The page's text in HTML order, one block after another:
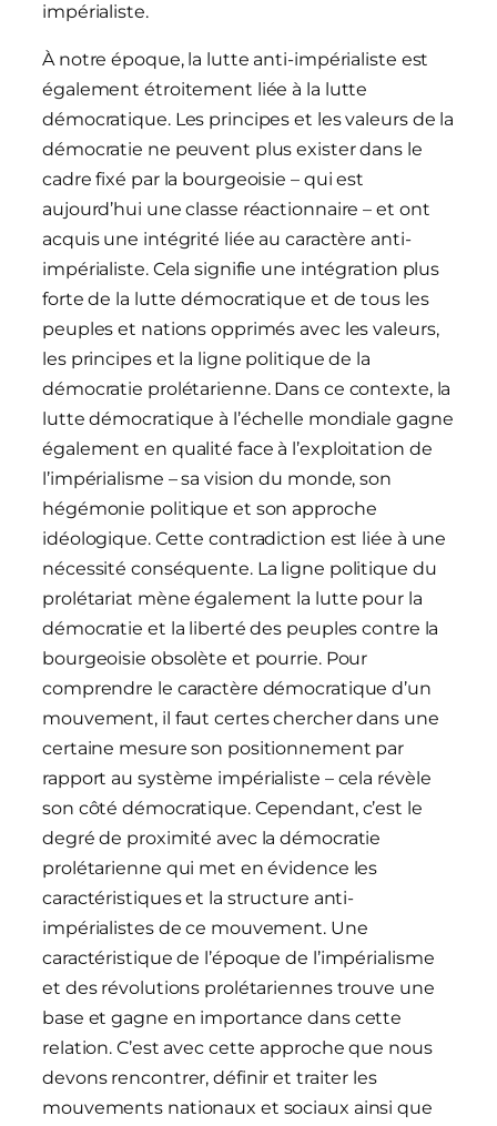
impérialiste.
À notre époque, la lutte anti-impérialiste est
également étroitement liée à la lutte
démocratique. Les principes et les valeurs de la
démocratie ne peuvent plus exister dans le
cadre fixé par la bourgeoisie – qui est
aujourd’hui une classe réactionnaire – et ont
acquis une intégrité liée au caractère anti-
impérialiste. Cela signifie une intégration plus
forte de la lutte démocratique et de tous les
peuples et nations opprimés avec les valeurs,
les principes et la ligne politique de la
démocratie prolétarienne. Dans ce contexte, la
lutte démocratique à l’échelle mondiale gagne
également en qualité face à l’exploitation de
l’impérialisme – sa vision du monde, son
hégémonie politique et son approche
idéologique. Cette contradiction est liée à une
nécessité conséquente. La ligne politique du
prolétariat mène également la lutte pour la
démocratie et la liberté des peuples contre la
bourgeoisie obsolète et pourrie. Pour
comprendre le caractère démocratique d’un
mouvement, il faut certes chercher dans une
certaine mesure son positionnement par
rapport au système impérialiste – cela révèle
son côté démocratique. Cependant, c’est le
degré de proximité avec la démocratie
prolétarienne qui met en évidence les
caractéristiques et la structure anti-
impérialistes de ce mouvement. Une
caractéristique de l’époque de l’impérialisme
et des révolutions prolétariennes trouve une
base et gagne en importance dans cette
relation. C’est avec cette approche que nous
devons rencontrer, définir et traiter les
mouvements nationaux et sociaux ainsi que